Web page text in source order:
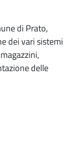
di Prato,
dei vari sistemi
delle